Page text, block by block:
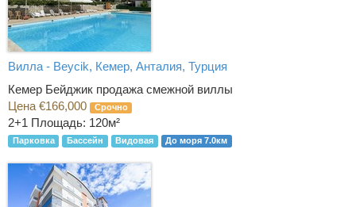
Вилла - Beycik, Кемер, Анталия, Турция
Кемер Бейджик продажа смежной виллы
Цена €166,000
Срочно
2+1 Площадь: 120м²
Парковка Бассейн Видовая До моря 7.0км